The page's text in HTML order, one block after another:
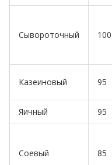
Сывороточный 100
Казеиновый 95
Яичный 95
Соевый 85